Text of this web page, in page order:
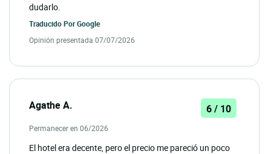
dudarlo.
Traducido PorGoogle
Opinión presentada 07/07/2026
Agathe A. 6 / 10
Permanecer en 06/2026
El hotel era decente, pero el precio me pareció un poco